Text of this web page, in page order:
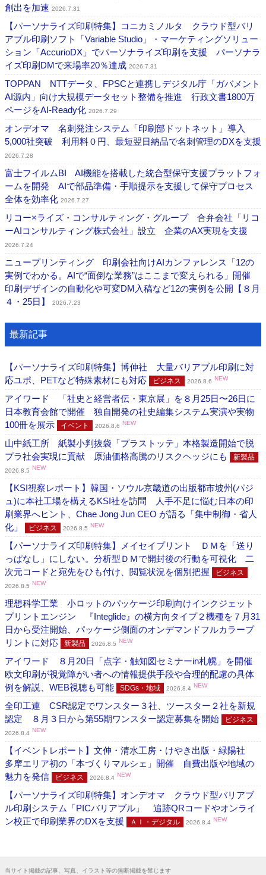
創出を加速 2026.7.31
【パーソナライズ印刷特集】コニカミノルタ クラウド型バリ
アブル印刷ソフト「Variable Studio」・マーケティングソリュー
ション「AccurioDX」でパーソナライズ印刷を支援 パーソナラ
イズ印刷DMで来場率20％達成 2026.7.31
TOPPAN NTTデータ、FPSCと連携しデジタル庁「ガバメント
AI源内」向け大規模データセット整備を推進 行政文書1800万
ページをAI-Ready化 2026.7.29
オンデオマ 名刺発注システム「印刷部ドットネット」導入
5,000社突破 利用料０円、最短翌日納品で名刺管理のDXを支援
2026.7.28
富士フイルムBI AI機能を搭載した統合型保守支援プラットフォ
ームを開発 AIで部品準備・手順提示を支援して保守プロセス
全体を効率化 2026.7.27
リコー×ライズ・コンサルティング・グループ 合弁会社「リコ
ーAIコンサルティング株式会社」設立 企業のAX実現を支援
2026.7.24
ニュープリンティング 印刷会社向けAIカンファレンス「12の
実例でわかる。AIで“面倒な業務”はここまで変えられる」開催
印刷デザインの自動化や可変DM入稿など12の実例を公開【８月
４・25日】
2026.7.23
最新記事
【パーソナライズ印刷特集】博伸社 大量バリアブル印刷に対
応ユポ、PETなど特殊素材にも対応
ビジネス 2026.8.6 NEW
アイワード 「社史と経営者伝・東京展」を８月25日〜26日に
日本教育会館で開催 独自開発の社史編集システム実演や実物
100冊を展示
イベント 2026.8.6 NEW
山中紙工所 紙製小判抜袋「プラストッテ」本格製造開始で脱
プラ社会実現に貢献 原油価格高騰のリスクヘッジにも
新製品
2026.8.5 NEW
【KSI視察レポート】韓国・ソウル京畿道の出版都市坡州(パジ
ュ)に本社工場を構えるKSI社を訪問 人手不足に悩む日本の印
刷業界へヒント、Chae Jong Jun CEO が語る「集中制御・省人
化」
ビジネス 2026.8.5 NEW
【パーソナライズ印刷特集】メイセイプリント ＤＭを「送り
っぱなし」にしない。分析型ＤＭで開封後の行動を可視化 二
次元コードと宛先をひも付け、閲覧状況を個別把握
ビジネス
2026.8.5 NEW
理想科学工業 小ロットのパッケージ印刷向けインクジェット
プリントエンジン 『Integlide』の横方向タイプ２機種を７月31
日から受注開始、パッケージ側面のオンデマンドフルカラープ
リントに対応
新製品 2026.8.5 NEW
アイワード ８月20日「点字・触知図セミナーin札幌」を開催
欧文印刷が視覚障がい者への情報提供手段や合理的配慮の具体
例を解説、WEB視聴も可能
SDGs・地域 2026.8.4 NEW
全印工連 CSR認定でワンスター３社、ツースター２社を新規
認定 ８月３日から第55期ワンスター認定募集を開始
ビジネス
2026.8.4 NEW
【イベントレポート】文伸・清水工房・けやき出版・緑陽社
多摩エリア初の「本づくりマルシェ」開催 自費出版や地域の
魅力を発信
ビジネス 2026.8.4 NEW
【パーソナライズ印刷特集】オンデオマ クラウド型バリアブ
ル印刷システム「PICバリアブル」 追跡QRコードやオンライ
ン校正で印刷業界のDXを支援
ＡＩ・デジタル 2026.8.4 NEW
当サイト掲載の記事、写真、イラスト等の無断掲載を禁じます